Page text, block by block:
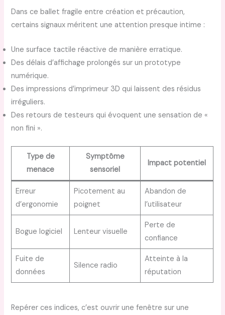
Dans ce ballet fragile entre création et précaution,
certains signaux méritent une attention presque intime :
Une surface tactile réactive de manière erratique.
Des délais d’affichage prolongés sur un prototype
numérique.
Des impressions d’imprimeur 3D qui laissent des résidus
irréguliers.
Des retours de testeurs qui évoquent une sensation de «
non fini ».
Type de
menace
Symptôme
sensoriel
Impact potentiel
Erreur
d’ergonomie
Picotement au
poignet
Abandon de
l’utilisateur
Bogue logiciel Lenteur visuelle
Perte de
confiance
Fuite de
données
Silence radio
Atteinte à la
réputation
Repérer ces indices, c’est ouvrir une fenêtre sur une